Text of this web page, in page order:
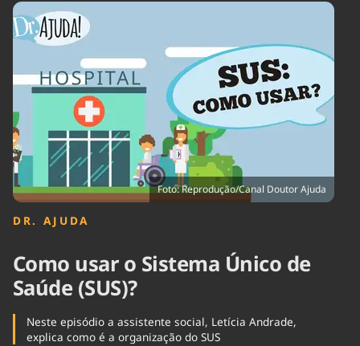
Agronegócios
Brasil
Ciência &
Tecnologia
Economia
Educação
Infraestrutura
Internacional
Podcast
Política
Saúde
Tempo
Foto: Reprodução/Canal Doutor Ajuda
DR. AJUDA
Como usar o Sistema Único de
Saúde (SUS)?
Neste episódio a assistente social, Letícia Andrade,
explica como é a organização do SUS